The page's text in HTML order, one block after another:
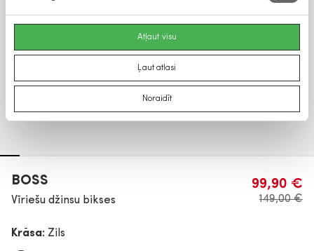
Atļaut visu
Ļaut atlasi
Noraidīt
BOSS
Vīriešu džinsu bikses
99,90 €
149,00 €
Krāsa: Zils